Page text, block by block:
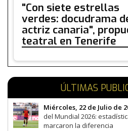
"Con siete estrellas
verdes: docudrama
actriz canaria",
teatral en Tenerife
ÚLTIMAS
Miércoles, 22 de Julio de
del Mundial 2026:
marcaron la diferencia